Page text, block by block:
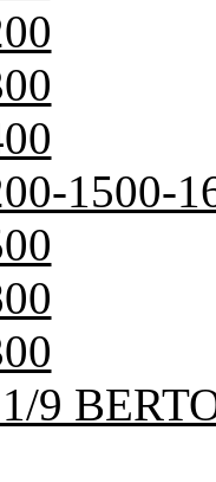
1500-
9